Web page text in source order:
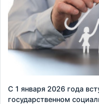
С 1 января 2026 года
государственном